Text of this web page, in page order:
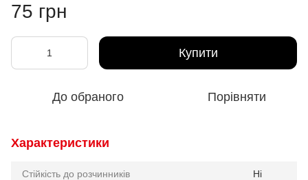
75 грн
Купити
До обраного Порівняти
Характеристики
Стійкість до розчинників Ні